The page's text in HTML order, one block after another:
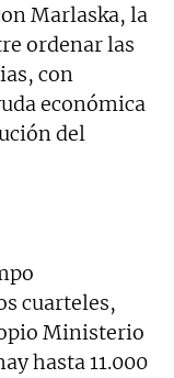
Marlaska, la
ordenar las
con
económica
del
cuarteles,
Ministerio
hasta 11.000